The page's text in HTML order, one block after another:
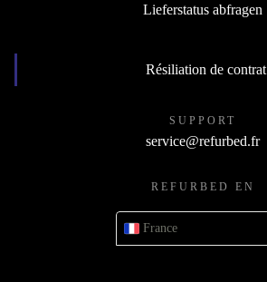
Lieferstatus abfragen
Résiliation de contrat
SUPPORT
service@refurbed.fr
REFURBED EN
France